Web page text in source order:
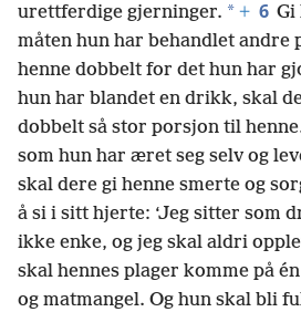
urettferdige gjerninger. * + 6 Gi
måten hun har behandlet andre
henne dobbelt for det hun har
hun har blandet en drikk, skal
dobbelt så stor porsjon til
som hun har æret seg selv og
skal dere gi henne smerte og
å si i sitt hjerte: ‘Jeg sitter som
ikke enke, og jeg skal aldri
skal hennes plager komme på
og matmangel. Og hun skal bli